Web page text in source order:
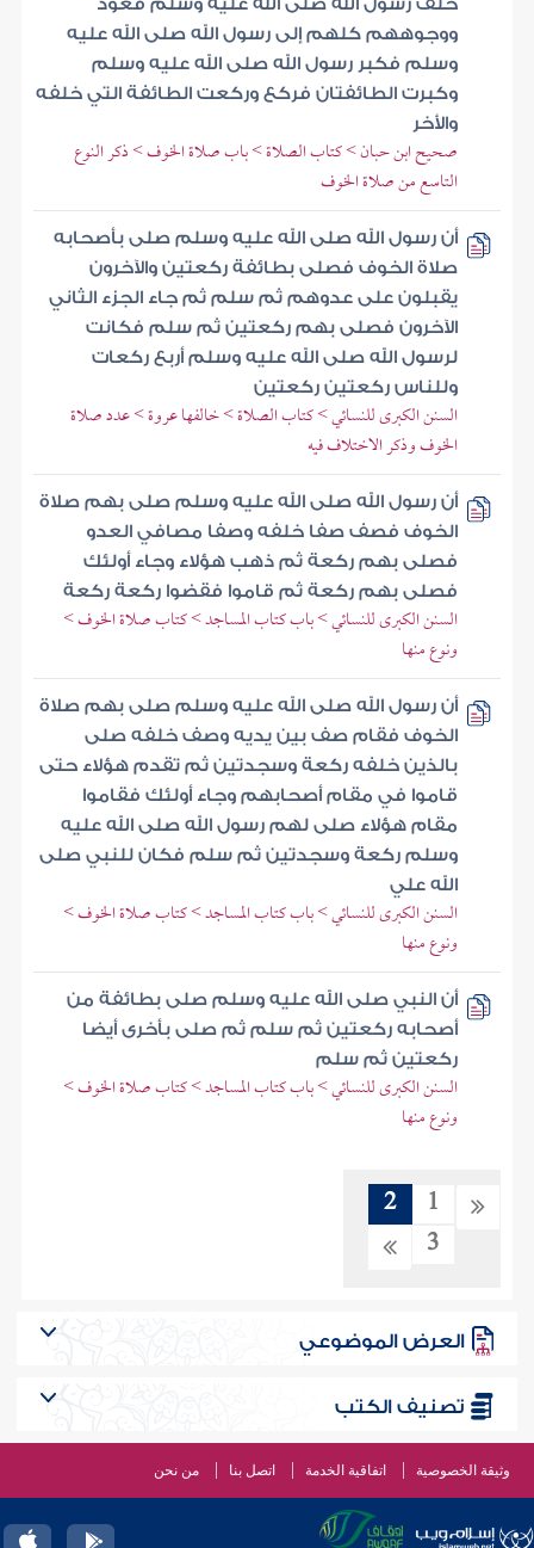
ووجوههم كلهم إلى رسول الله صلى الله عليه
وسلم فكبر رسول الله صلى الله عليه وسلم
وكبرت الطائفتان فركع وركعت الطائفة التي خلفه
والأخر
صحيح ابن حبان > كتاب الصلاة > باب صلاة الخوف > ذكر النوع
التاسع من صلاة الخوف
أن رسول الله صلى الله عليه وسلم صلى بأصحابه
صلاة الخوف فصلى بطائفة ركعتين والآخرون
يقبلون على عدوهم ثم سلم ثم جاء الجزء الثاني
الآخرون فصلى بهم ركعتين ثم سلم فكانت
لرسول الله صلى الله عليه وسلم أربع ركعات
وللناس ركعتين ركعتين
السنن الكبرى للنسائي > كتاب الصلاة > خالفها عروة > عدد صلاة
الخوف وذكر الاختلاف فيه
أن رسول الله صلى الله عليه وسلم صلى بهم صلاة
الخوف فصف صفا خلفه وصفا مصافي العدو
فصلى بهم ركعة ثم ذهب هؤلاء وجاء أولئك
فصلى بهم ركعة ثم قاموا فقضوا ركعة ركعة
السنن الكبرى للنسائي > باب كتاب المساجد > كتاب صلاة الخوف >
ونوع منها
أن رسول الله صلى الله عليه وسلم صلى بهم صلاة
الخوف فقام صف بين يديه وصف خلفه صلى
بالذين خلفه ركعة وسجدتين ثم تقدم هؤلاء حتى
قاموا في مقام أصحابهم وجاء أولئك فقاموا
مقام هؤلاء صلى لهم رسول الله صلى الله عليه
وسلم ركعة وسجدتين ثم سلم فكان للنبي صلى
الله علي
السنن الكبرى للنسائي > باب كتاب المساجد > كتاب صلاة الخوف >
ونوع منها
أن النبي صلى الله عليه وسلم صلى بطائفة من
أصحابه ركعتين ثم سلم ثم صلى بأخرى أيضا
ركعتين ثم سلم
السنن الكبرى للنسائي > باب كتاب المساجد > كتاب صلاة الخوف >
ونوع منها
1
2
3
العرض الموضوعي
تصنيف الكتب
وثيقة الخصوصية اتفاقية الخدمة اتصل بنا من نحن